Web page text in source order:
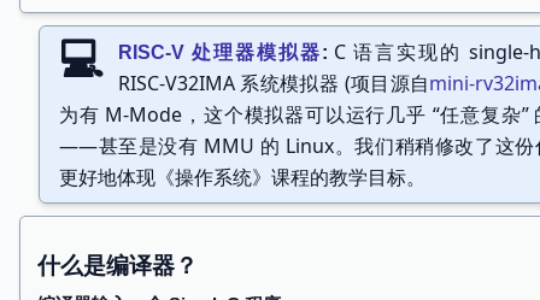
什么是 “编译后” 的程序？
程序最终还是在计算机
RISC-V 处理器模拟器
C 语言实现的 single-
RISC-V32IMA 系统模拟器 (项目源自mini-
为有 M-Mode，这个模拟器可以运行几乎 “任意复杂”
——甚至是没有 MMU 的 Linux。我们稍稍修改了这份
更好地体现《操作系统》课程的教学目标。